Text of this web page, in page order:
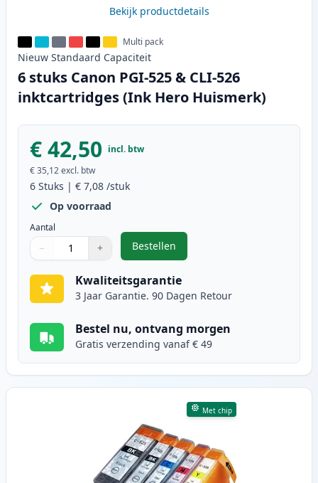
Bekijk productdetails
Multi pack
Nieuw Standaard Capaciteit
6 stuks Canon PGI-525 & CLI-526
inktcartridges (Ink Hero Huismerk)
€ 42,50 incl. btw
€ 35,12excl. btw
6 Stuks | € 7,08 /stuk
Op voorraad
Aantal
Gebruik de knoppen om aan te passen
− +
1
Bestellen
,6 stuks Canon PGI-525 & CLI-
Kwaliteitsgarantie
3 Jaar Garantie. 90 Dagen Retour
Bestel nu, ontvang morgen
Gratis verzending vanaf € 49
Met chip